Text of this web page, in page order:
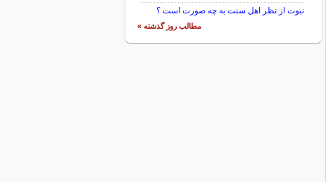
نبوت از نظر اهل سنت به چه صورت است ؟
مطالب روز گذشته »